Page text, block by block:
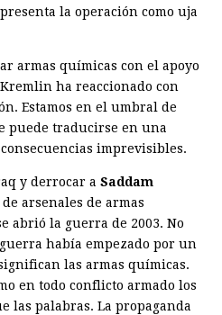
la operación como uja
armas químicas con el apoyo
Kremlin ha reaccionado con
Estamos en el umbral de
puede traducirse en una
imprevisibles.
y derrocar a Saddam
arsenales de armas
abrió la guerra de 2003. No
había empezado por un
las armas químicas.
en todo conflicto armado los
las palabras. La propaganda